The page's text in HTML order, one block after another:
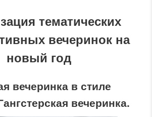
тематических
вечеринок на
новый год
вечеринка в стиле
вечеринка.